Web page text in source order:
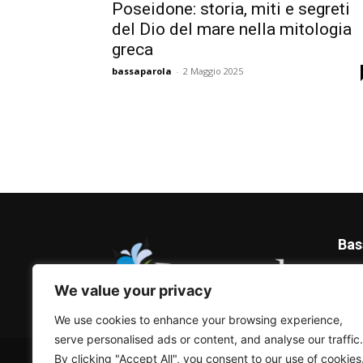
We value your privacy
We use cookies to enhance your browsing experience,
serve personalised ads or content, and analyse our traffic.
By clicking "Accept All", you consent to our use of cookies.
Poseidone: storia, miti e segreti
del Dio del mare nella mitologia
greca
bassaparola - 2 Maggio 2025
© Bassaparola.it 2015-2025